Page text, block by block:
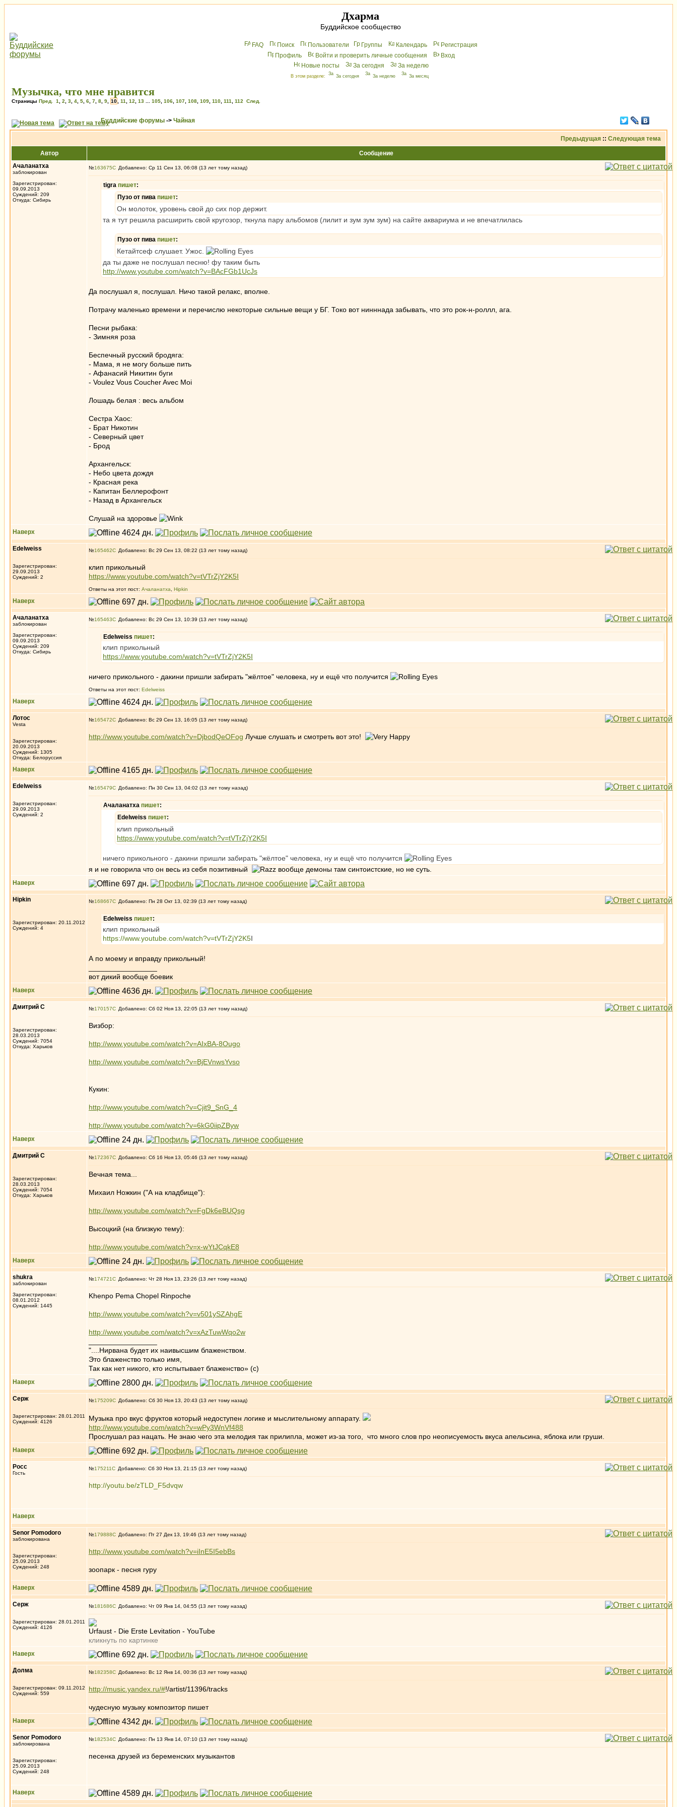
Дхарма
Буддийское сообщество
FAQ Поиск Пользователи Группы Календарь
Peгиcтрaция
Профиль
Войти и проверить личные сообщения
Вхoд
Новые посты
За сегодня За неделю
В этом разделе: За сегодня За неделю За месяц
Музычка, что мне нравится
Страницы Пред. 1 2 3 4 5 6 7 8 9 10 11 12 13 105 106 107 108 109 110 111 112 След.
Буддийские форумы -> Чайная
Предыдущая :: Следующая тема
Автор
Сообщение
Ачаланатха
заблокирован
Зарегистрирован:
09.09.2013
Суждений: 209
Откуда: Сибирь
№163675 Добавлено: Ср 11 Сен 13, 06:08 (13 лет тому назад)
tigra пишет:
Пузо от пива пишет:
Он молоток, уровень свой до сих пор держит.
та я тут решила расширить свой кругозор, ткнула пару альбомов (лилит и зум зум зум) на сайте аквариума и не впечатлилась
Пузо от пива пишет:
Кетайтсеф слушает. Ужос.
да ты даже не послушал песню! фу таким быть
http://www.youtube.com/watch?v=BAcFGb1UcJs
Да послушал я, послушал. Ничо такой релакс, вполне.
Потрачу маленько времени и перечислю некоторые сильные вещи у БГ. Токо вот нинннада забывать, что это рок-н-роллл, ага.
Песни рыбака:
- Зимняя роза
Беспечный русский бродяга:
- Мама, я не могу больше пить
- Афанасий Никитин буги
- Voulez Vous Coucher Avec Moi
Лошадь белая : весь альбом
Сестра Хаос:
- Брат Никотин
- Северный цвет
- Брод
Архангельск:
- Небо цвета дождя
- Красная река
- Капитан Беллерофонт
- Назад в Архангельск
Слушай на здоровье
Наверх
Edelweiss
Зарегистрирован:
29.09.2013
Суждений: 2
№165462 Добавлено: Вс 29 Сен 13, 08:22 (13 лет тому назад)
клип прикольный
https://www.youtube.com/watch?v=tVTrZjY2K5I
Ответы на этот пост: Ачаланатха Hipkin
Наверх
Ачаланатха
заблокирован
Зарегистрирован:
09.09.2013
Суждений: 209
Откуда: Сибирь
№165463 Добавлено: Вс 29 Сен 13, 10:39 (13 лет тому назад)
Edelweiss пишет:
клип прикольный
https://www.youtube.com/watch?v=tVTrZjY2K5I
ничего прикольного - дакини пришли забирать "жёлтое" человека, ну и ещё что получится
Ответы на этот пост: Edelweiss
Наверх
Лотос
Vesta
Зарегистрирован:
20.09.2013
Суждений: 1305
Откуда: Белоруссия
№165472 Добавлено: Вс 29 Сен 13, 16:05 (13 лет тому назад)
http://www.youtube.com/watch?v=DjbodQeOFog Лучше слушать и смотреть вот это!
Наверх
Edelweiss
Зарегистрирован:
29.09.2013
Суждений: 2
№165479 Добавлено: Пн 30 Сен 13, 04:02 (13 лет тому назад)
Ачаланатха пишет:
Edelweiss пишет:
клип прикольный
https://www.youtube.com/watch?v=tVTrZjY2K5I
ничего прикольного - дакини пришли забирать "жёлтое" человека, ну и ещё что получится
я и не говорила что он весь из себя позитивный
вообще демоны там синтоистские, но не суть.
Наверх
Hipkin
Зарегистрирован: 20.11.2012
Суждений: 4
№168667 Добавлено: Пн 28 Окт 13, 02:39 (13 лет тому назад)
Edelweiss пишет:
клип прикольный
https://www.youtube.com/watch?v=tVTrZjY2K5I
А по моему и вправду прикольный!
вот дикий вообще боевик
Наверх
Дмитрий С
Зарегистрирован:
28.03.2013
Суждений: 7054
Откуда: Харьков
№170157 Добавлено: Сб 02 Ноя 13, 22:05 (13 лет тому назад)
Визбор:
http://www.youtube.com/watch?v=AIxBA-8Ougo
http://www.youtube.com/watch?v=BjEVnwsYvso
Кукин:
http://www.youtube.com/watch?v=Cjit9_SnG_4
http://www.youtube.com/watch?v=6kG0iipZByw
Наверх
Дмитрий С
Зарегистрирован:
28.03.2013
Суждений: 7054
Откуда: Харьков
№172367 Добавлено: Сб 16 Ноя 13, 05:46 (13 лет тому назад)
Вечная тема...
Михаил Ножкин ("А на кладбище"):
http://www.youtube.com/watch?v=FgDk6eBUQsg
Высоцкий (на близкую тему):
http://www.youtube.com/watch?v=x-wYtJCqkE8
Наверх
shukra
заблокирован
Зарегистрирован:
08.01.2012
Суждений: 1445
№174721 Добавлено: Чт 28 Ноя 13, 23:26 (13 лет тому назад)
Khenpo Pema Chopel Rinpoche
http://www.youtube.com/watch?v=v501ySZAhgE
http://www.youtube.com/watch?v=xAzTuwWqo2w
"....Нирвана будет их наивысшим блаженством.
Это блаженство только имя,
Так как нет никого, кто испытывает блаженство» (с)
Наверх
Серж
Зарегистрирован: 28.01.2011
Суждений: 4126
№175209 Добавлено: Сб 30 Ноя 13, 20:43 (13 лет тому назад)
Музыка про вкус фруктов который недоступен логике и мыслительному аппарату.
http://www.youtube.com/watch?v=wPy3WnVf488
Прослушал раз нацать. Не знаю чего эта мелодия так прилипла, может из-за того, что много слов про неописуемость вкуса апельсина, яблока или груши.
Наверх
Росс
Гость
№175211 Добавлено: Сб 30 Ноя 13, 21:15 (13 лет тому назад)
http://youtu.be/zTLD_F5dvqw
Наверх
Senor Pomodoro
заблокирована
Зарегистрирован:
25.09.2013
Суждений: 248
№179888 Добавлено: Пт 27 Дек 13, 19:46 (13 лет тому назад)
http://www.youtube.com/watch?v=iInE5I5ebBs
зоопарк - песня гуру
Наверх
Серж
Зарегистрирован: 28.01.2011
Суждений: 4126
№181686 Добавлено: Чт 09 Янв 14, 04:55 (13 лет тому назад)
Urfaust - Die Erste Levitation - YouTube
кликнуть по картинке
Наверх
Долма
Зарегистрирован: 09.11.2012
Суждений: 559
№182358 Добавлено: Вс 12 Янв 14, 00:36 (13 лет тому назад)
http://music.yandex.ru/#!/artist/11396/tracks
чудесную музыку композитор пишет
Наверх
Senor Pomodoro
заблокирована
Зарегистрирован:
25.09.2013
Суждений: 248
№182534 Добавлено: Пн 13 Янв 14, 07:10 (13 лет тому назад)
песенка друзей из беременских музыкантов
Наверх